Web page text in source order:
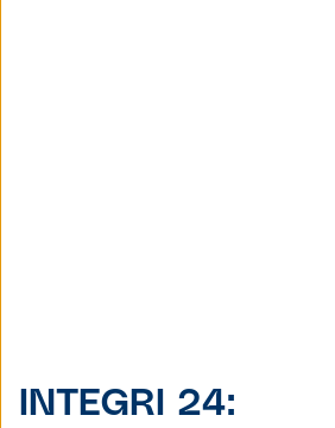
INTEGRI 24: